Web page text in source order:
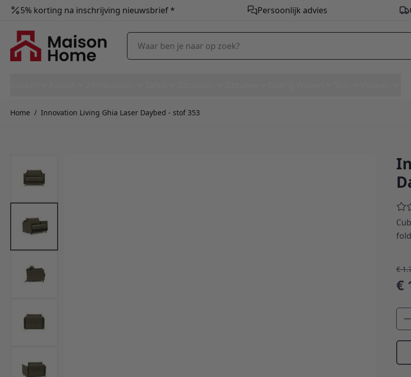
5% korting na inschrijving nieuwsbrief * Persoonlijk advies
Waar ben je naar op zoek?
Home / Innovation Living Ghia Laser Daybed - stof 353
Innovation Living Ghia Laser Daybed - stof 353
€
€